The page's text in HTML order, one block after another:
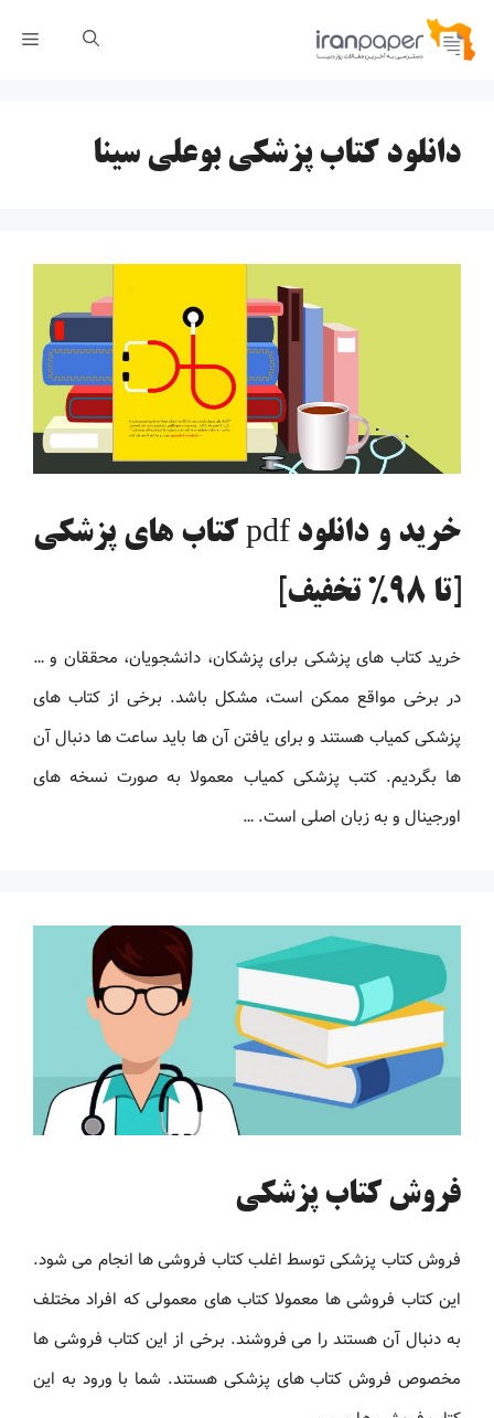
پرش
دانلود کتاب پزشکی بوعلی سینا
خرید و دانلود pdf کتاب های پزشکی
[تا 98% تخفیف]
خرید کتاب های پزشکی برای پزشکان، دانشجویان، محققان و …
در برخی مواقع ممکن است، مشکل باشد. برخی از کتاب های
پزشکی کمیاب هستند و برای یافتن آن ها باید ساعت ها دنبال آن
ها بگردیم. کتب پزشکی کمیاب معمولا به صورت نسخه های
اورجینال و به زبان اصلی است. …
فروش کتاب پزشکی
فروش کتاب پزشکی توسط اغلب کتاب فروشی ها انجام می شود.
این کتاب فروشی ها معمولا کتاب های معمولی که افراد مختلف
به دنبال آن هستند را می فروشند. برخی از این کتاب فروشی ها
مخصوص فروش کتاب های پزشکی هستند. شما با ورود به این